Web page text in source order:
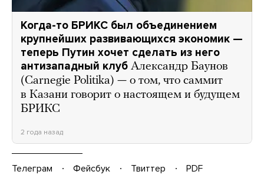
Когда-то БРИКС был объединением
крупнейших развивающихся экономик —
теперь Путин хочет сделать из него
антизападный клуб Александр Баунов
(Carnegie Politika) — о том, что саммит
в Казани говорит о настоящем и будущем
БРИКС
2 года назад
Телеграм Фейсбук Твиттер
PDF